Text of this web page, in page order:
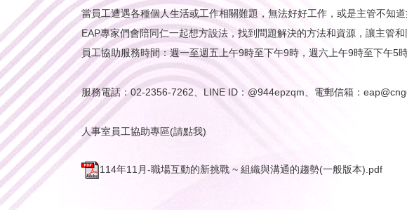
當員工遭遇各種個人生活或工作相關難題，無法好好工作，或是主管不知
EAP專家們會陪同仁一起想方設法，找到問題解決的方法和資源，讓主管和
員工協助服務時間：週一至週五上午9時至下午9時，週六上午9時至下午5時
服務電話：02-2356-7262、LINE ID：@944epzqm、電郵信箱：
人事室員工協助專區(請點我)
114年11月-職場互動的新挑戰 ~ 組織與溝通的趨勢(一般版本).pdf